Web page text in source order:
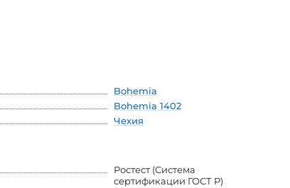
Bohemia
Bohemia 1402
Чехия
Ростест (Система
сертификации ГОСТ Р)